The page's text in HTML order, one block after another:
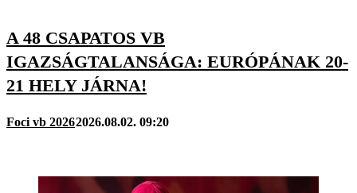
A 48 CSAPATOS VB
IGAZSÁGTALANSÁGA: EURÓPÁNAK 20-
21 HELY JÁRNA!
Foci vb 20262026.08.02. 09:20